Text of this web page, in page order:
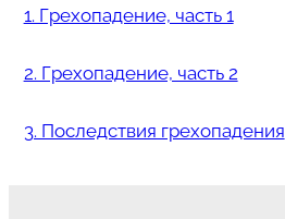
1. Грехопадение, часть 1
2. Грехопадение, часть 2
3. Последствия грехопадения